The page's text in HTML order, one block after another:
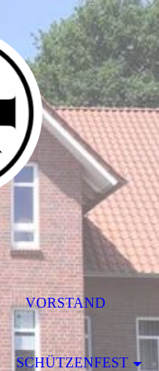
VORSTAND
SCHÜTZENFEST